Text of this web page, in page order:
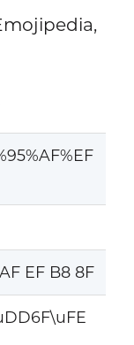
EF B8 8F